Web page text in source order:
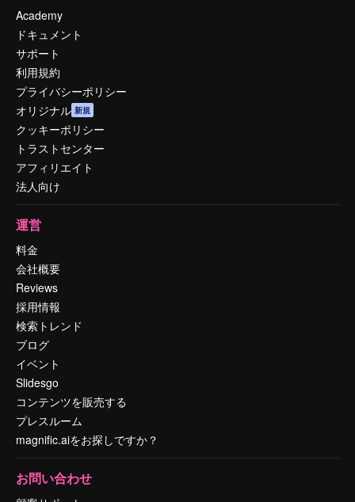
Academy
ドキュメント
サポート
利用規約
プライバシーポリシー
オリジナル 新規
クッキーポリシー
トラストセンター
アフィリエイト
法人向け
運営
料金
会社概要
Reviews
採用情報
検索トレンド
ブログ
イベント
Slidesgo
コンテンツを販売する
プレスルーム
magnific.aiをお探しですか？
お問い合わせ